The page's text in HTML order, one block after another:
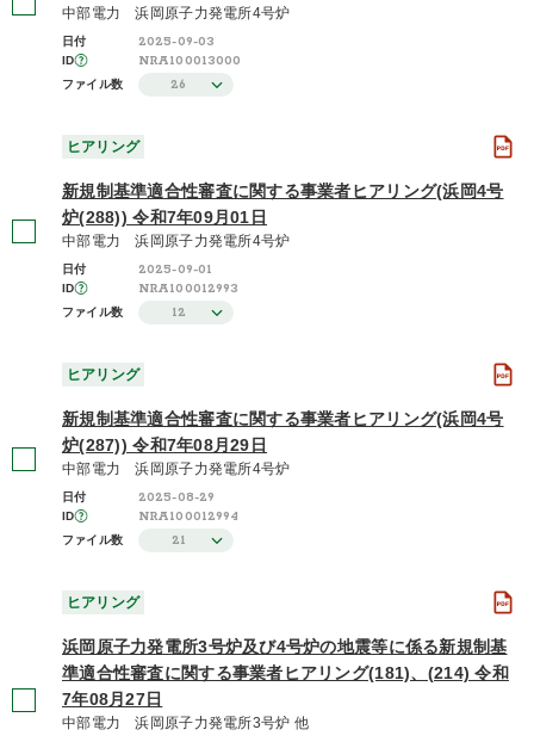
中部電力 浜岡原子力発電所4号炉
日付 2025-09-03
ID NRA100013000
ファイル数 26
ヒアリング
新規制基準適合性審査に関する事業者ヒアリング(浜岡4号
炉(288)) 令和7年09月01日
中部電力 浜岡原子力発電所4号炉
日付 2025-09-01
ID NRA100012993
ファイル数 12
ヒアリング
新規制基準適合性審査に関する事業者ヒアリング(浜岡4号
炉(287)) 令和7年08月29日
中部電力 浜岡原子力発電所4号炉
日付 2025-08-29
ID NRA100012994
ファイル数 21
ヒアリング
浜岡原子力発電所3号炉及び4号炉の地震等に係る新規制基
準適合性審査に関する事業者ヒアリング(181)、(214) 令和
7年08月27日
中部電力 浜岡原子力発電所3号炉 他